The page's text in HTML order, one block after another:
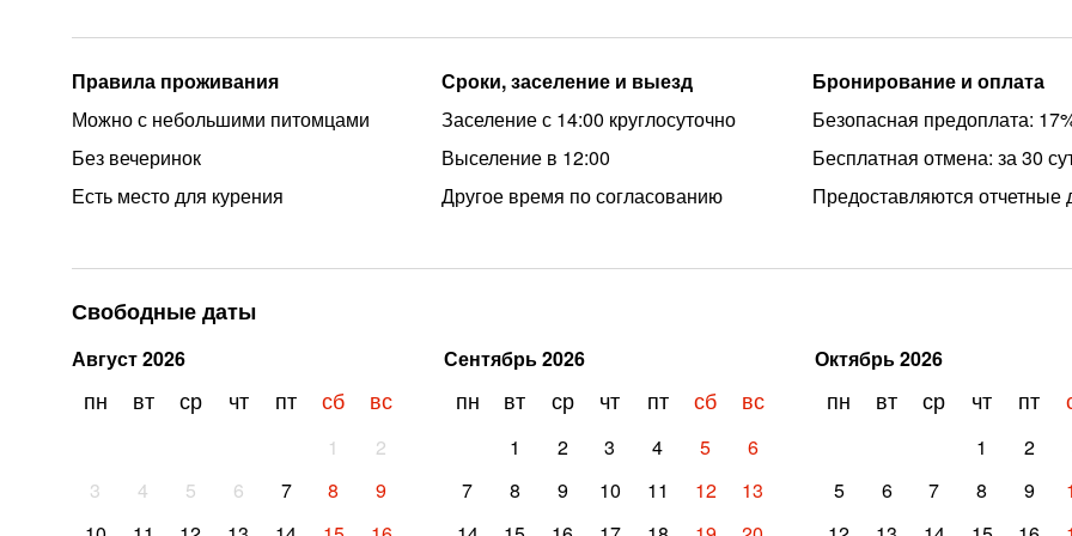
Правила проживания
Можно с небольшими питомцами
Без вечеринок
Есть место для курения
Сроки, заселение и выезд
Заселение с 14:00 круглосуточно
Выселение в 12:00
Другое время по согласованию
Бронирование и оплата
Безопасная предоплата:
Бесплатная отмена: за 30
Предоставляются отчетные
Свободные даты
Август2026
пн вт ср чт пт сб вс
1
2
3
4 5 6 7 8
9
Сентябрь2026
пн вт ср чт пт сб вс
1 2 3 4 5
6
7
8 9 10 11 12
13
Октябрь2026
пн вт ср чт пт
1 2
5
6 7 8 9